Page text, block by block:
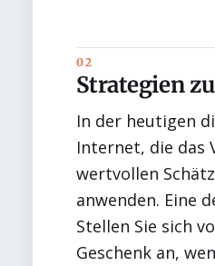
Strategien
In der heutigen
Internet, die das
wertvollen
anwenden. Eine
Stellen Sie sich
Geschenk an,